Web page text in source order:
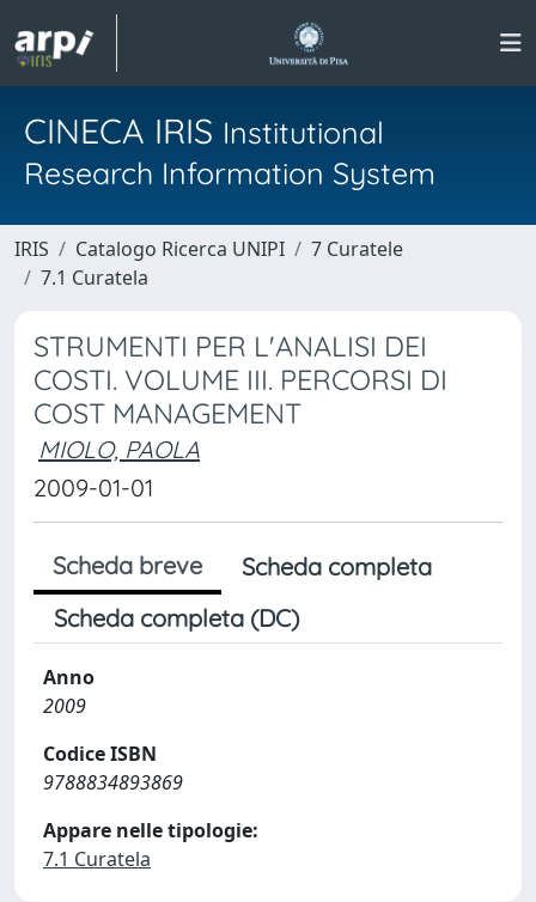
CINECA IRIS Institutional
Research Information System
IRIS Catalogo Ricerca UNIPI
7 Curatele
7.1 Curatela
STRUMENTI PER L'ANALISI DEI
COSTI. VOLUME III. PERCORSI DI
COST MANAGEMENT
MIOLO, PAOLA
2009-01-01
Scheda breve
Scheda completa
Scheda completa (DC)
Anno
2009
Codice ISBN
9788834893869
Appare nelle tipologie:
7.1 Curatela